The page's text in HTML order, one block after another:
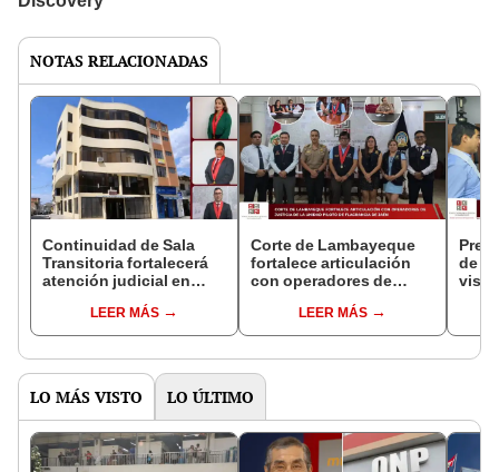
NOTAS RELACIONADAS
Continuidad de Sala
Transitoria fortalecerá
atención judicial en
LEER MÁS
Corte de Lambayeque
fortalece articulación
con operadores de
Piloto de Flagrancia de
Jaén
LEER MÁS
de
LO MÁS VISTO LO ÚLTIMO